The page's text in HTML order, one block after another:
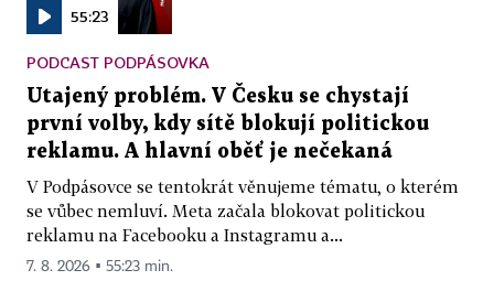
55:23
PODCAST PODPÁSOVKA
Utajený problém. V Česku se chystají
první volby, kdy sítě blokují politickou
reklamu. A hlavní oběť je nečekaná
V Podpásovce se tentokrát věnujeme tématu, o kterém
se vůbec nemluví. Meta začala blokovat politickou
reklamu na Facebooku a Instagramu a...
7. 8. 2026 ▪ 55:23 min.